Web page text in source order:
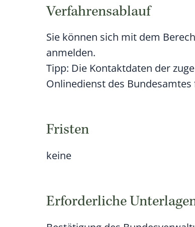
Verfahrensablauf
Sie können sich mit dem
anmelden.
Tipp: Die Kontaktdaten der
Onlinedienst des
Fristen
keine
Erforderliche